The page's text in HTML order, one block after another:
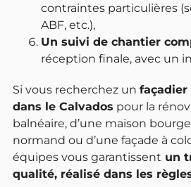
contraintes particulières
ABF, etc.),
Un suivi de chantier
réception finale, avec un
Si vous recherchez un
dans le Calvados pour la
balnéaire, d’une maison
normand ou d’une façade à
équipes vous garantissent un
qualité, réalisé dans les